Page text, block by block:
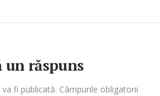
un răspuns
fi publicată. Câmpurile obligatorii